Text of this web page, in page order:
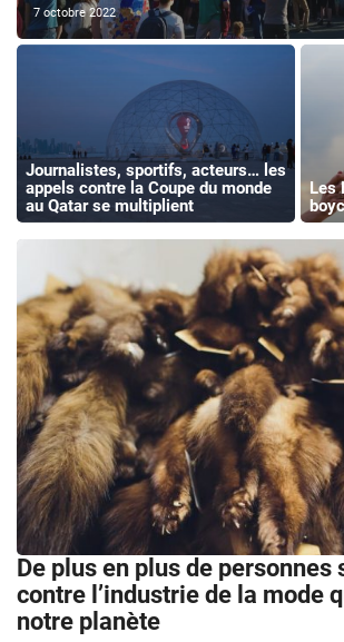
7 octobre 2022
Journalistes, sportifs, acteurs… les
appels contre la Coupe du monde
au Qatar se multiplient
Les
De plus en plus de personnes
contre l’industrie de la mode
notre planète